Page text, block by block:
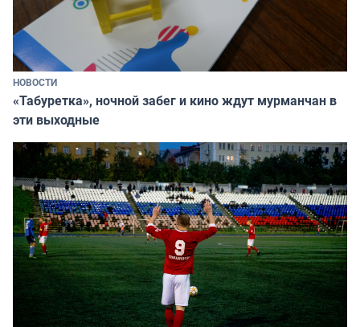
НОВОСТИ
«Табуретка», ночной забег и кино ждут мурманчан в
эти выходные